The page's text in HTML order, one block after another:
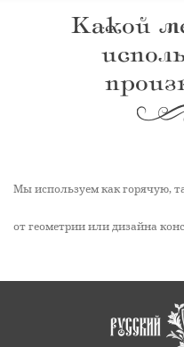
Какой
Мы используем как горячую,
от геометрии или дизайна